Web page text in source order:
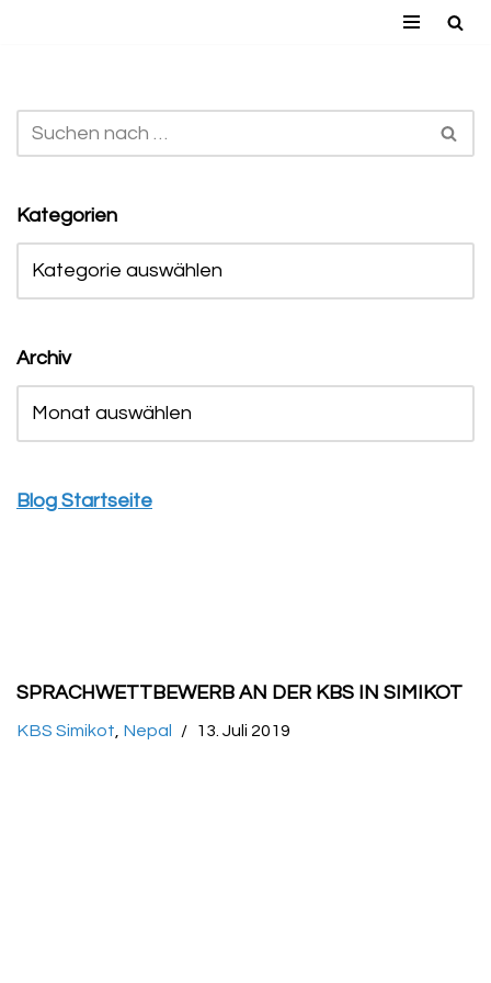
springen
Kategorien
Archiv
Blog Startseite
SPRACHWETTBEWERB AN DER KBS IN SIMIKOT
KBS Simikot Nepal 13. Juli 2019